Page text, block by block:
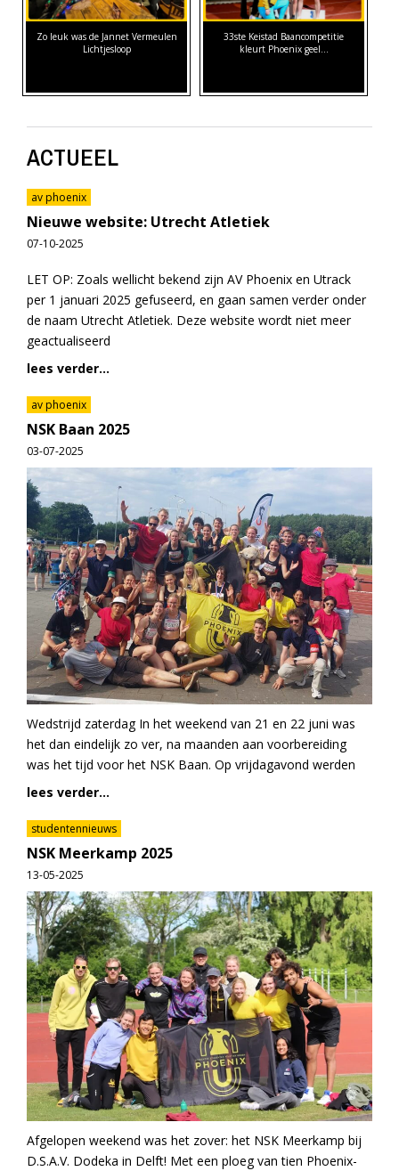
Zo leuk was de Jannet Vermeulen
Lichtjesloop
33ste Keistad Baancompetitie
kleurt Phoenix geel…
ACTUEEL
av phoenix
Nieuwe website: Utrecht Atletiek
07-10-2025
LET OP: Zoals wellicht bekend zijn AV Phoenix en Utrack
per 1 januari 2025 gefuseerd, en gaan samen verder onder
de naam Utrecht Atletiek. Deze website wordt niet meer
geactualiseerd
lees verder...
av phoenix
NSK Baan 2025
03-07-2025
Wedstrijd zaterdag In het weekend van 21 en 22 juni was
het dan eindelijk zo ver, na maanden aan voorbereiding
was het tijd voor het NSK Baan. Op vrijdagavond werden
lees verder...
studentennieuws
NSK Meerkamp 2025
13-05-2025
Afgelopen weekend was het zover: het NSK Meerkamp bij
D.S.A.V. Dodeka in Delft! Met een ploeg van tien Phoenix-